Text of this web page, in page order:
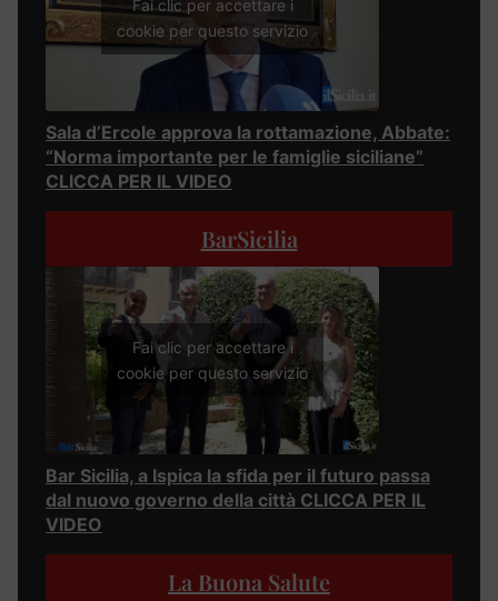
Fai clic per accettare i
cookie per questo servizio
Sala d’Ercole approva la rottamazione, Abbate:
“Norma importante per le famiglie siciliane”
CLICCA PER IL VIDEO
BarSicilia
Fai clic per accettare i
cookie per questo servizio
Bar Sicilia, a Ispica la sfida per il futuro passa
dal nuovo governo della città CLICCA PER IL
VIDEO
La Buona Salute